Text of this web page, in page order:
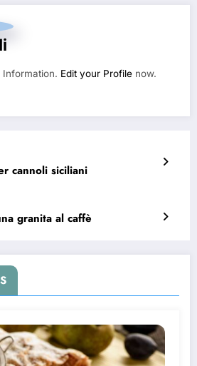
Information. Edit your Profile now.
cannoli siciliani
granita al caffè